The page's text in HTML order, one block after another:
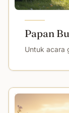
Papan
Untuk acara